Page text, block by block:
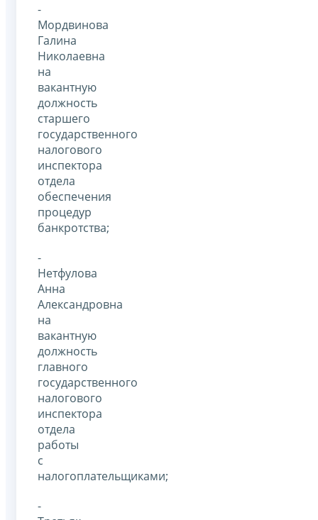
-
Мордвинова
Галина
Николаевна
на
вакантную
должность
старшего
государственного
налогового
инспектора
отдела
обеспечения
процедур
банкротства;
-
Нетфулова
Анна
Александровна
на
вакантную
должность
главного
государственного
налогового
инспектора
отдела
работы
с
налогоплательщиками;
-